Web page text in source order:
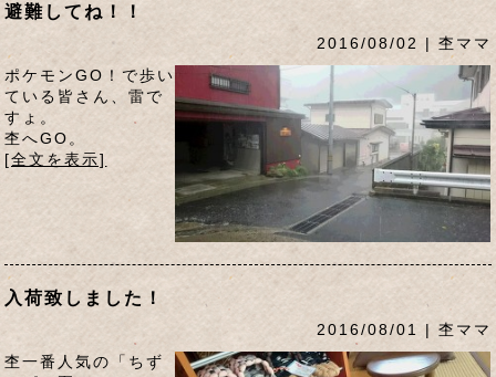
避難してね！！
2016/08/02 | 杢ママ
ポケモンGO！で歩い
ている皆さん、雷で
すょ。
杢へGO。
[全文を表示]
入荷致しました！
2016/08/01 | 杢ママ
杢一番人気の「ちず